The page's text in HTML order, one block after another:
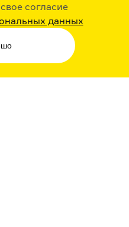
согласие
данных
ГУСЬГУСЬ